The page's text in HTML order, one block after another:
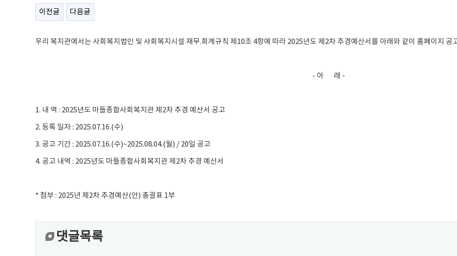
이전글 다음글
우리 복지관에서는 사회복지법인 및 사회복지시설 재무.회계규칙 제10조 4항에 따라 2025년도 제2차 추경예산서를 아래와 같이 홈페이지 공
- 아 래 -
1. 내 역 : 2025년도 마들종합사회복지관 제2차 추경 예산서 공고
2. 등록 일자 : 2025.07.16.(수)
3. 공고 기간 : 2025.07.16.(수)~2025.08.04.(월) / 20일 공고
4. 공고 내역 : 2025년도 마들종합사회복지관 제2차 추경 예산서
* 첨부 : 2025년 제2차 추경예산(안) 총괄표 1부
댓글목록